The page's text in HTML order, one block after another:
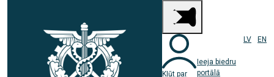
Kļūt par
Ieeja biedru
portālā
LV EN